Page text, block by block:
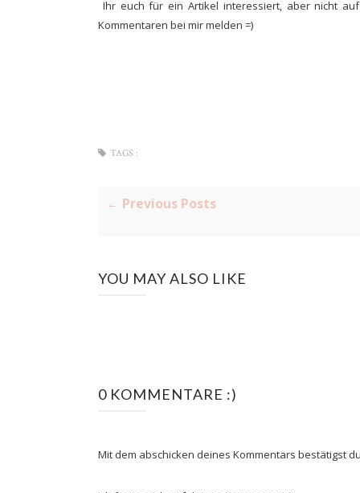
Ihr euch für ein Artikel interessiert, aber nicht
Kommentaren bei mir melden =)
TAGS :
← Previous Posts
YOU MAY ALSO LIKE
0 KOMMENTARE :)
Mit dem abschicken deines Kommentars bestätigst